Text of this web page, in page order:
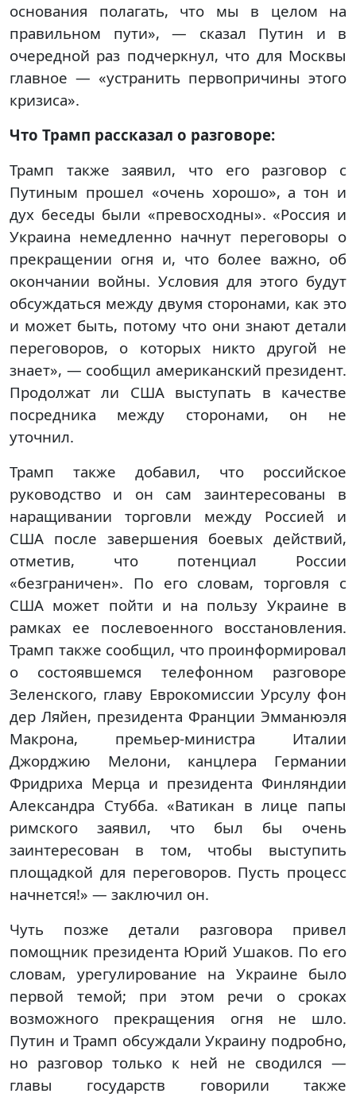
основания полагать, что мы в целом на
правильном пути», — сказал Путин и в
очередной раз подчеркнул, что для Москвы
главное — «устранить первопричины этого
кризиса».
Что Трамп рассказал о разговоре:
Трамп также заявил, что его разговор с
Путиным прошел «очень хорошо», а тон и
дух беседы были «превосходны». «Россия и
Украина немедленно начнут переговоры о
прекращении огня и, что более важно, об
окончании войны. Условия для этого будут
обсуждаться между двумя сторонами, как это
и может быть, потому что они знают детали
переговоров, о которых никто другой не
знает», — сообщил американский президент.
Продолжат ли США выступать в качестве
посредника между сторонами, он не
уточнил.
Трамп также добавил, что российское
руководство и он сам заинтересованы в
наращивании торговли между Россией и
США после завершения боевых действий,
отметив, что потенциал России
«безграничен». По его словам, торговля с
США может пойти и на пользу Украине в
рамках ее послевоенного восстановления.
Трамп также сообщил, что проинформировал
о состоявшемся телефонном разговоре
Зеленского, главу Еврокомиссии Урсулу фон
дер Ляйен, президента Франции Эмманюэля
Макрона, премьер-министра Италии
Джорджию Мелони, канцлера Германии
Фридриха Мерца и президента Финляндии
Александра Стубба. «Ватикан в лице папы
римского заявил, что был бы очень
заинтересован в том, чтобы выступить
площадкой для переговоров. Пусть процесс
начнется!» — заключил он.
Чуть позже детали разговора привел
помощник президента Юрий Ушаков. По его
словам, урегулирование на Украине было
первой темой; при этом речи о сроках
возможного прекращения огня не шло.
Путин и Трамп обсуждали Украину подробно,
но разговор только к ней не сводился —
главы государств говорили также